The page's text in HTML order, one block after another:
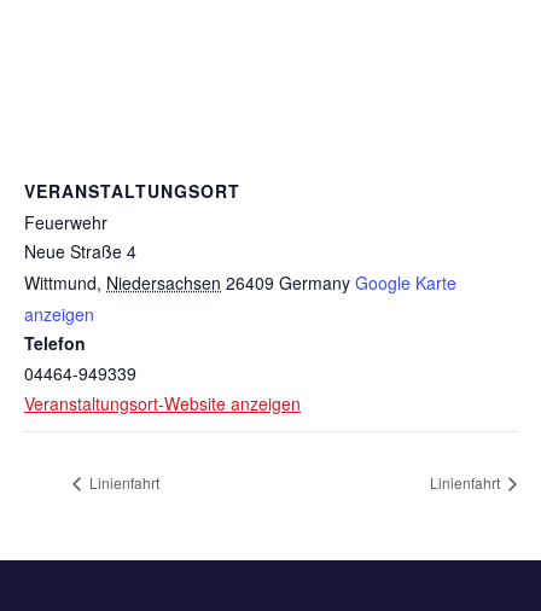
VERANSTALTUNGSORT
Feuerwehr
Neue Straße 4
Wittmund, Niedersachsen 26409 Germany Google Karte
anzeigen
Telefon
04464-949339
Veranstaltungsort-Website anzeigen
Linienfahrt Linienfahrt